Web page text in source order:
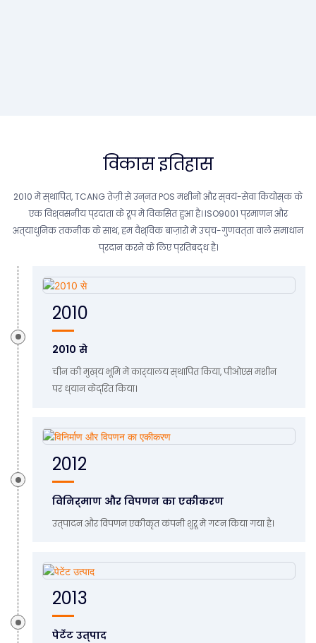
विकास इतिहास
2010 में स्थापित, TCANG तेज़ी से उन्नत POS मशीनों और स्वयं-सेवा कियोस्क के
एक विश्वसनीय प्रदाता के रूप में विकसित हुआ है। ISO9001 प्रमाणन और
अत्याधुनिक तकनीक के साथ, हम वैश्विक बाज़ारों में उच्च-गुणवत्ता वाले समाधान
प्रदान करने के लिए प्रतिबद्ध हैं।
2010
2010 से
चीन की मुख्य भूमि में कार्यालय स्थापित किया, पीओएस मशीन
पर ध्यान केंद्रित किया।
2012
विनिर्माण और विपणन का एकीकरण
उत्पादन और विपणन एकीकृत कंपनी शुरू में गठन किया गया है।
2013
पेटेंट उत्पाद